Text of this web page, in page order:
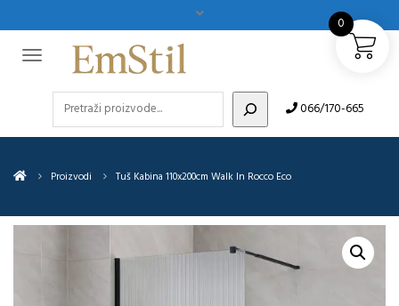
066/170-665
Proizvodi Tuš Kabina 110x200cm Walk In Rocco Eco
0